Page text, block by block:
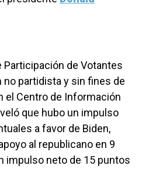
Participación de Votantes
no partidista y sin fines de
el Centro de Información
que hubo un impulso
a favor de Biden,
al republicano en 9
impulso neto de 15 puntos